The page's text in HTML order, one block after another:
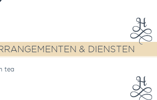
& DIENSTEN
tea